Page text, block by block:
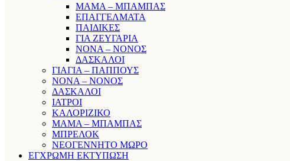
ΜΑΜΑ – ΜΠΑΜΠΑΣ
ΕΠΑΓΓΕΛΜΑΤΑ
ΠΑΙΔΙΚΕΣ
ΓΙΑ ΖΕΥΓΑΡΙΑ
ΝΟΝΑ – ΝΟΝΟΣ
ΔΑΣΚΑΛΟΙ
ΓΙΑΓΙΑ – ΠΑΠΠΟΥΣ
ΝΟΝΑ – ΝΟΝΟΣ
ΔΑΣΚΑΛΟΙ
ΙΑΤΡΟΙ
ΚΑΛΟΡΙΖΙΚΟ
ΜΑΜΑ – ΜΠΑΜΠΑΣ
ΜΠΡΕΛΟΚ
ΝΕΟΓΕΝΝΗΤΟ ΜΩΡΟ
ΕΓΧΡΩΜΗ ΕΚΤΥΠΩΣΗ